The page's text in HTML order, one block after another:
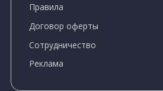
Правила
Договор оферты
Сотрудничество
Реклама